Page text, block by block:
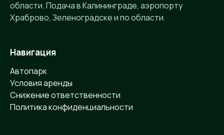
области. Подача в Калининграде, аэропорту
Храброво, Зеленоградске и по области.
Навигация
Автопарк
Условия аренды
Снижение ответственности
Политика конфиденциальности